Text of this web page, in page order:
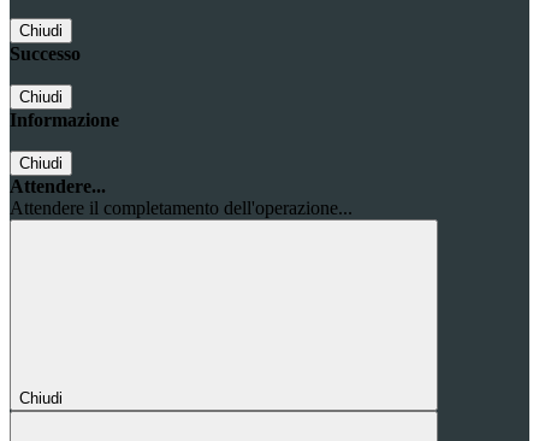
Chiudi
Successo
Chiudi
Informazione
Chiudi
Attendere...
Attendere il completamento dell'operazione...
Chiudi